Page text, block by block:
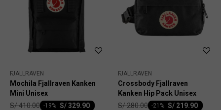
FJALLRAVEN
Mochila Fjallraven Kanken
Mini Unisex
S/329.90
-19
S/410.00
FJALLRAVEN
Crossbody Fjallraven
Kanken Hip Pack Unisex
S/ 219.90
-21
S/280.00